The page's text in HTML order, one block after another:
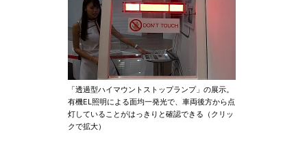
「透過型ハイマウントストップランプ」の展示。
有機EL照明による面均一発光で、車両後方から点
灯していることがはっきりと確認できる（クリッ
クで拡大）